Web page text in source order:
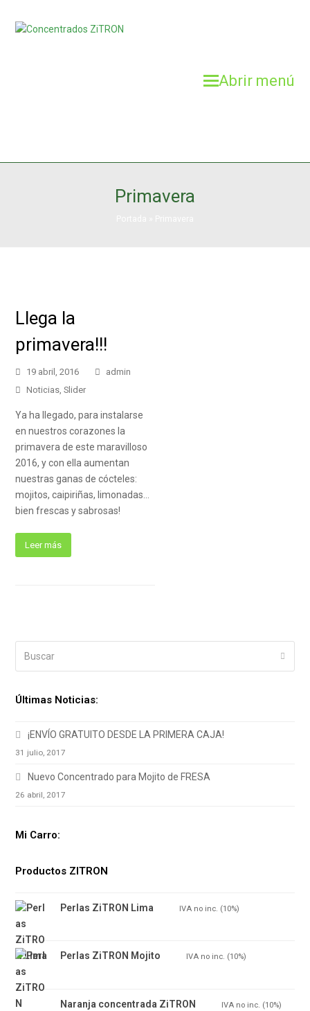
Abrir menú
Primavera
Llega la
primavera!!!
19 abril, 2016
admin
Noticias, Slider
Ya ha llegado, para instalarse
en nuestros corazones la
primavera de este maravilloso
2016, y con ella aumentan
nuestras ganas de cócteles:
mojitos, caipiriñas, limonadas…
bien frescas y sabrosas!
Leer más
Enviar
Últimas Noticias:
¡ENVÍO GRATUITO DESDE LA PRIMERA CAJA!
31 julio, 2017
Nuevo Concentrado para Mojito de FRESA
26 abril, 2017
Mi Carro:
Productos ZITRON
Perlas ZiTRON Lima IVA no inc. (10%)
Perlas ZiTRON Mojito IVA no inc. (10%)
Naranja concentrada ZiTRON IVA no inc. (10%)